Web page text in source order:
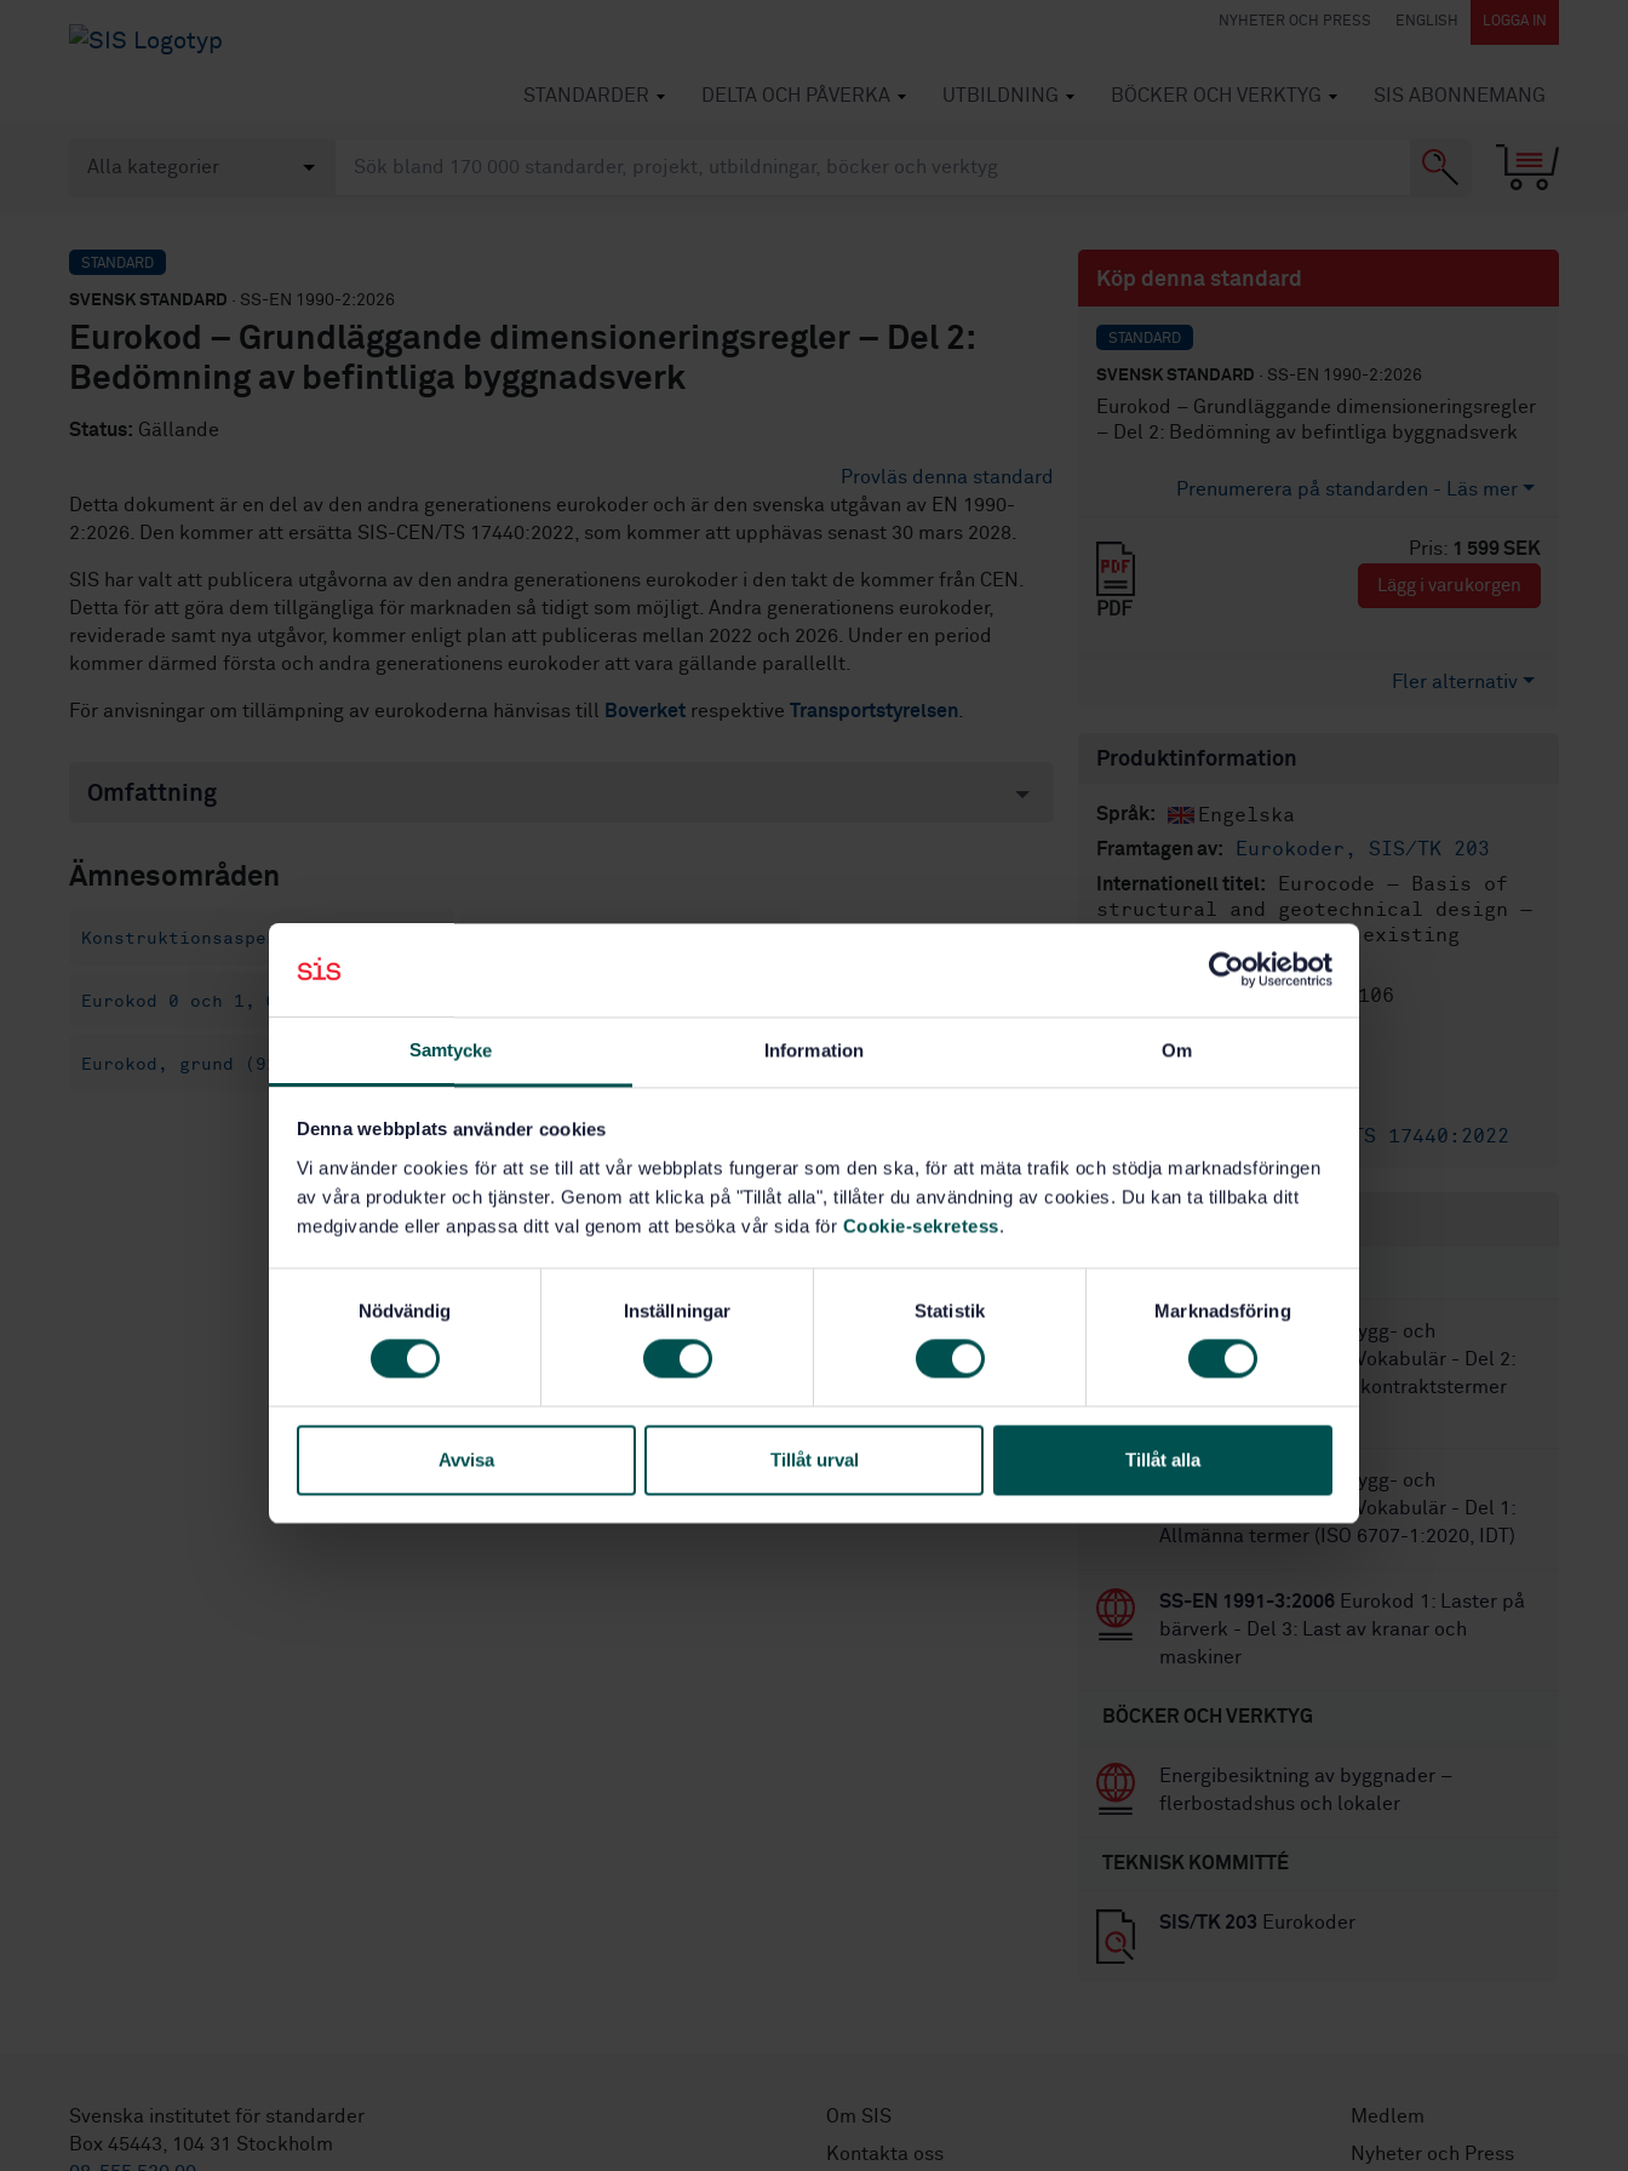
Samtycke Information Om
Denna webbplats använder cookies
Vi använder cookies för att se till att vår webbplats fungerar som den ska, för att mäta trafik och stödja marknadsföringen
av våra produkter och tjänster. Genom att klicka på "Tillåt alla", tillåter du användning av cookies. Du kan ta tillbaka ditt
medgivande eller anpassa ditt val genom att besöka vår sida för Cookie-sekretess.
s
Nödvändig Inställningar Statistik Marknadsföring
Avvisa Tillåt urval Tillåt alla
NYHETER OCH PRESS ENGLISH LOGGA IN
STANDARDER DELTA OCH PÅVERKA UTBILDNING BÖCKER OCH VERKTYG SIS ABONNEMANG
STANDARD
SVENSK STANDARD · SS-EN 1990-2:2026
Eurokod – Grundläggande dimensioneringsregler – Del 2:
Bedömning av befintliga byggnadsverk
Status: Gällande
Provläs denna standard
Detta dokument är en del av den andra generationens eurokoder och är den svenska utgåvan av EN 1990-
2:2026. Den kommer att ersätta SIS-CEN/TS 17440:2022, som kommer att upphävas senast 30 mars 2028.
SIS har valt att publicera utgåvorna av den andra generationens eurokoder i den takt de kommer från CEN.
Detta för att göra dem tillgängliga för marknaden så tidigt som möjligt. Andra generationens eurokoder,
reviderade samt nya utgåvor, kommer enligt plan att publiceras mellan 2022 och 2026. Under en period
kommer därmed första och andra generationens eurokoder att vara gällande parallellt.
För anvisningar om tillämpning av eurokoderna hänvisas till Boverket respektive Transportstyrelsen
Omfattning
Ämnesområden
Konstruktionsaspekter (91.010.20)
Eurokod 0 och 1, Grundläggande dimensioneringsregler och laster (91.070.01)
Eurokod, grund (91.070.50) Eurokod, bro (91.070.60)
Köp denna standard
STANDARD
SVENSK STANDARD · SS-EN 1990-2:2026
Eurokod – Grundläggande dimensioneringsregler
– Del 2: Bedömning av befintliga byggnadsverk
Prenumerera på standarden - Läs mer
Pris: 1 599 SEK
PDF
Lägg i varukorgen
Fler alternativ
Produktinformation
Språk: Engelska
Framtagen av: Eurokoder, SIS/TK 203
Internationell titel:
Eurocode — Basis of
structural and geotechnical design —
Part 2: Assessment of existing
structures
STD-82103106
SIS-CEN/TS 17440:2022
STANDARDER
Bygg- och
anläggningsarbeten - Vokabulär - Del 2:
Kommunikations- och kontraktstermer
Bygg- och
anläggningsarbeten - Vokabulär - Del 1:
Allmänna termer (ISO 6707-1:2020, IDT)
SS-EN 1991-3:2006 Eurokod 1: Laster på
bärverk - Del 3: Last av kranar och
maskiner
BÖCKER OCH VERKTYG
Energibesiktning av byggnader –
flerbostadshus och lokaler
TEKNISK KOMMITTÉ
SIS/TK 203 Eurokoder
Svenska institutet för standarder
Box 45443, 104 31 Stockholm
Om SIS
Kontakta oss
Medlem
Nyheter och Press